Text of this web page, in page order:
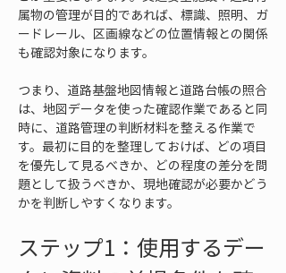
属物の管理が目的であれば、標識、照明、ガ
ードレール、区画線などの位置情報との関係
も確認対象になります。
つまり、道路基盤地図情報と道路台帳の照合
は、地図データを使った確認作業であると同
時に、道路管理の判断材料を整える作業で
す。最初に目的を整理しておけば、どの項目
を優先して見るべきか、どの程度の差分を問
題として扱うべきか、現地確認が必要かどう
かを判断しやすくなります。
ステップ1：使用するデー